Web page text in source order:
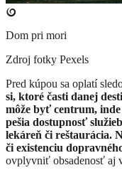
Dom pri mori
Zdroj fotky Pexels
Pred kúpou sa oplatí
si, ktoré časti danej
môže byť centrum,
pešia dostupnosť
lekáreň či reštaurácia.
či existenciu
ovplyvniť obsadenosť aj